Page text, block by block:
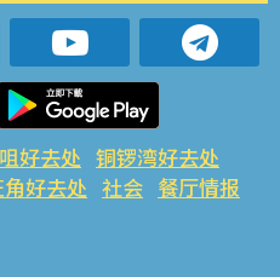
好去处 铜锣湾好去处
角好去处 社会 餐厅情报